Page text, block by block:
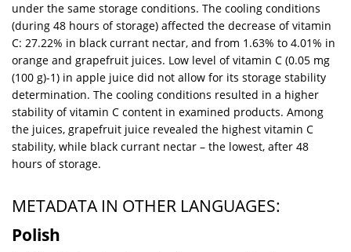
under the same storage conditions. The cooling conditions
(during 48 hours of storage) affected the decrease of vitamin
C: 27.22% in black currant nectar, and from 1.63% to 4.01% in
orange and grapefruit juices. Low level of vitamin C (0.05 mg
(100 g)-1) in apple juice did not allow for its storage stability
determination. The cooling conditions resulted in a higher
stability of vitamin C content in examined products. Among
the juices, grapefruit juice revealed the highest vitamin C
stability, while black currant nectar – the lowest, after 48
hours of storage.
METADATA IN OTHER LANGUAGES:
Polish